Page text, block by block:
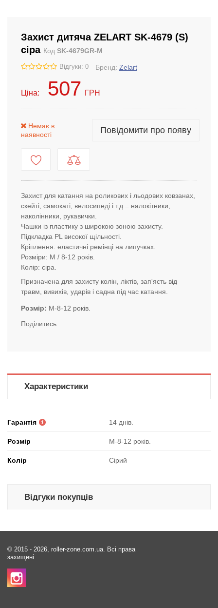
Захист дитяча ZELART SK-4679 (S)
сіра Код SK-4679GR-M
Відгуки: 0 Бренд: Zelart
Ціна: 507 ГРН
Немає в
наявності
Повідомити про появу
Захист для катання на роликових і льодових ковзанах,
скейті, самокаті, велосипеді і т.д .: налокітники,
наколінники, рукавички.
Чашки із пластику з широкою зоною захисту.
Підкладка PL високої щільності.
Кріплення: еластичні ремінці на липучках.
Розміри: M / 8-12 років.
Колір: сіра.
Призначена для захисту колін, ліктів, зап'ясть від
травм, вивихів, ударів і садна під час катання.
Розмір
М-8-12 років.
Поділитись
Характеристики
Гарантія 14 днів.
Розмір М-8-12 років.
Колір Сірий
Відгуки покупців
© 2015 - 2026, roller-zone.com.ua. Всі права
захищені.